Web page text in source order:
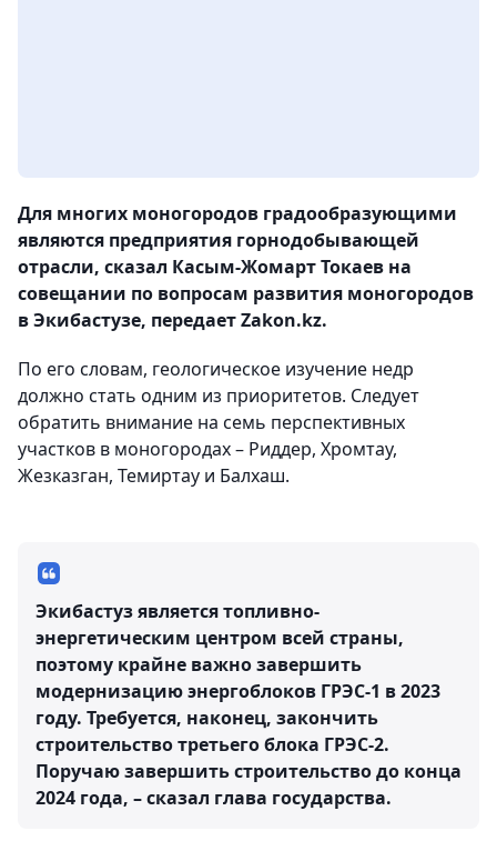
Для многих моногородов градообразующими
являются предприятия горнодобывающей
отрасли, сказал Касым-Жомарт Токаев на
совещании по вопросам развития моногородов
в Экибастузе, передает Zakon.kz.
По его словам, геологическое изучение недр
должно стать одним из приоритетов. Следует
обратить внимание на семь перспективных
участков в моногородах – Риддер, Хромтау,
Жезказган, Темиртау и Балхаш.
Экибастуз является топливно-
энергетическим центром всей страны,
поэтому крайне важно завершить
модернизацию энергоблоков ГРЭС-1 в 2023
году. Требуется, наконец, закончить
строительство третьего блока ГРЭС-2.
Поручаю завершить строительство до конца
2024 года, – сказал глава государства.